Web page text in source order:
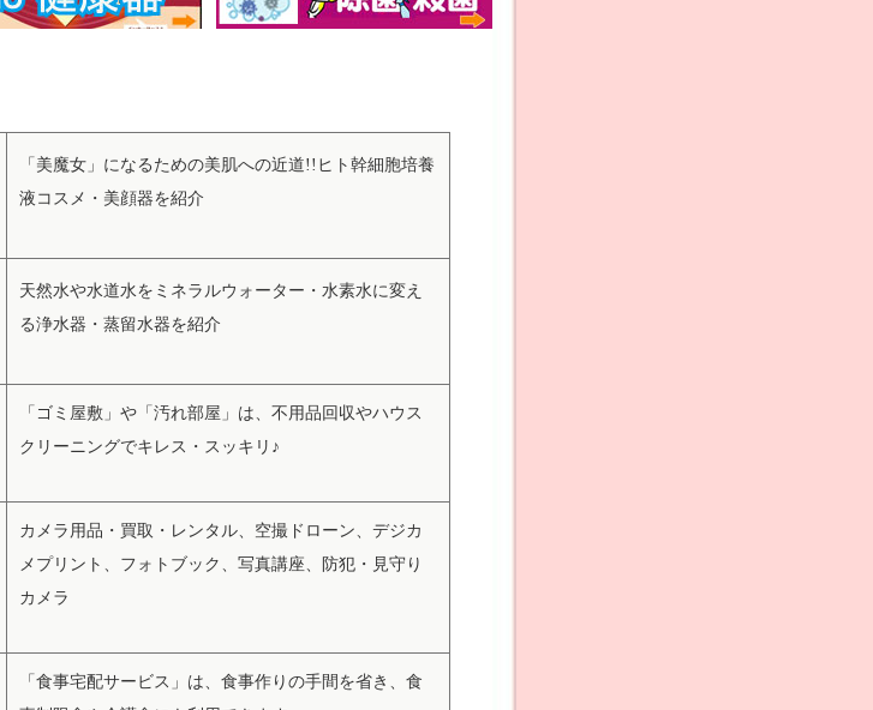
「美魔女」になるための美肌への近道!!ヒト幹細胞培養
液コスメ・美顔器を紹介
天然水や水道水をミネラルウォーター・水素水に変え
る浄水器・蒸留水器を紹介
「ゴミ屋敷」や「汚れ部屋」は、不用品回収やハウス
クリーニングでキレス・スッキリ♪
カメラ用品・買取・レンタル、空撮ドローン、デジカ
メプリント、フォトブック、写真講座、防犯・見守り
カメラ
「食事宅配サービス」は、食事作りの手間を省き、食